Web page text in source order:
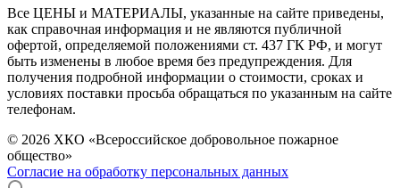
Все ЦЕНЫ и МАТЕРИАЛЫ, указанные на сайте приведены,
как справочная информация и не являются публичной
офертой, определяемой положениями ст. 437 ГК РФ, и могут
быть изменены в любое время без предупреждения. Для
получения подробной информации о стоимости, сроках и
условиях поставки просьба обращаться по указанным на сайте
телефонам.
© 2026 ХКО «Всероссийское добровольное пожарное
общество»
Согласие на обработку персональных данных